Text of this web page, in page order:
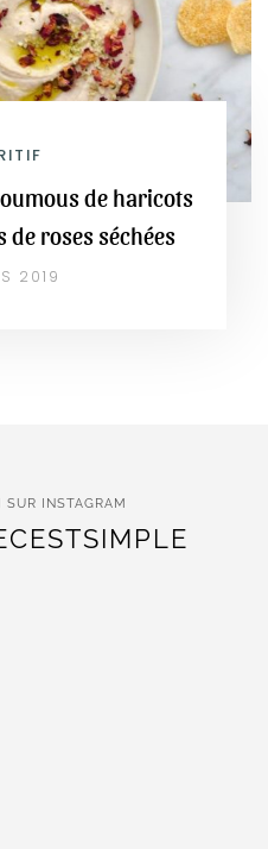
de haricots
de roses séchées
2019
INSTAGRAM